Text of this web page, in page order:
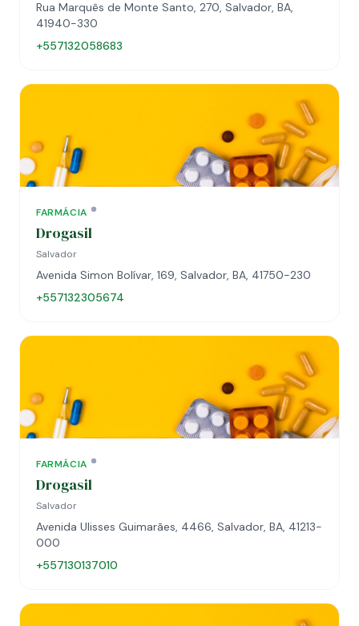
Rua Marquês de Monte Santo, 270, Salvador, BA,
41940-330
+557132058683
FARMÁCIA
Drogasil
Salvador
Avenida Simon Bolívar, 169, Salvador, BA, 41750-230
+557132305674
FARMÁCIA
Drogasil
Salvador
Avenida Ulisses Guimarães, 4466, Salvador, BA, 41213-
000
+557130137010